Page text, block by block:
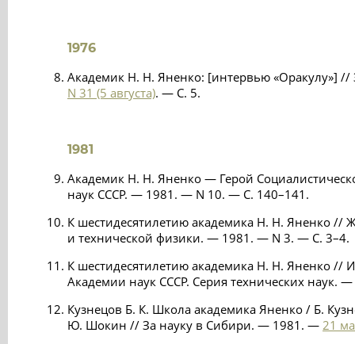
1976
Академик Н. Н. Яненко: [интервью «Оракулу»]
N 31 (5 августа). — С. 5.
1981
Академик Н. Н. Яненко — Герой
наук СССР. — 1981. — N 10. — С. 140–141.
К шестидесятилетию академика Н. Н. Яненко //
и технической физики. — 1981. — N 3. — С. 3–4.
К шестидесятилетию академика Н. Н. Яненко //
Академии наук СССР. Серия технических
Кузнецов Б. К. Школа академика Яненко / Б.
Ю. Шокин // За науку в Сибири. — 1981. — 21